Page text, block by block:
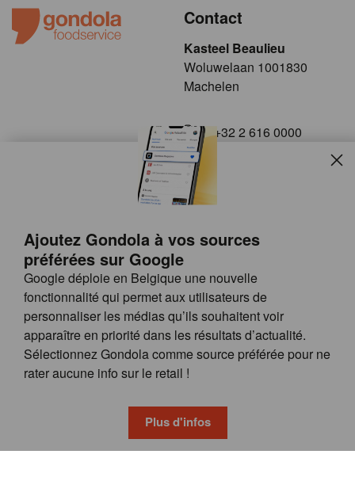
Ajoutez Gondola à vos sources
préférées sur Google
Google déploie en Belgique une nouvelle
fonctionnalité qui permet aux utilisateurs de
personnaliser les médias qu’ils souhaitent voir
apparaître en priorité dans les résultats d’actualité.
Sélectionnez Gondola comme source préférée pour ne
rater aucune info sur le retail !
Plus d'infos
Contact
Kasteel Beaulieu
​​​Woluwelaan 1001830
Machelen
+32 2 616 0000
Follow us on
© GONDOLA GROUP
FAQ
CONDITIONS GÉNÉRALES
PRIVACY & COOKIE POLICY
wieni